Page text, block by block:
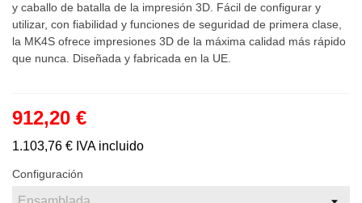
y caballo de batalla de la impresión 3D. Fácil de configurar y
utilizar, con fiabilidad y funciones de seguridad de primera clase,
la MK4S ofrece impresiones 3D de la máxima calidad más rápido
que nunca. Diseñada y fabricada en la UE.
912,20 €
1.103,76 € IVA incluido
Configuración